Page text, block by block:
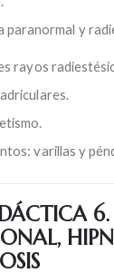
paranormal y
rayos
varillas y
6.